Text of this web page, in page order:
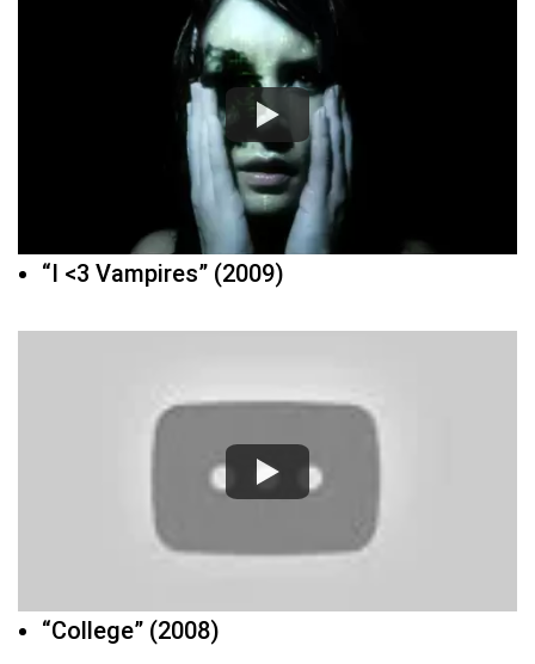
“I <3 Vampires” (2009)
“College” (2008)